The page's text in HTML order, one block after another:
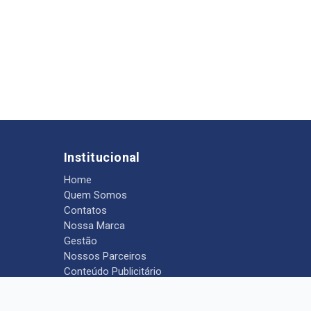
Institucional
Home
Quem Somos
Contatos
Nossa Marca
Gestão
Nossos Parceiros
Conteúdo Publicitário